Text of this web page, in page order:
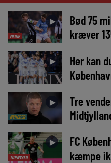
MEDIE
►
Bød 75
kræver
►
Her kan
NYHEDER
►
Tre
TOPNYHED
►
FC
kæmpe